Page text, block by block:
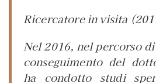
Ricercatore in visita
Nel 2016, nel percorso
conseguimento del
ha condotto studi